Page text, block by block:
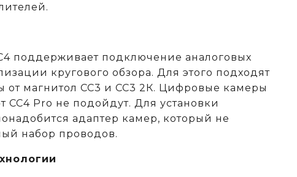
поддерживает подключение аналоговых
кругового обзора. Для этого подходят
от магнитол СС3 и СС3 2К. Цифровые камеры
CC4 Pro не подойдут. Для установки
адаптер камер, который не
набор проводов.